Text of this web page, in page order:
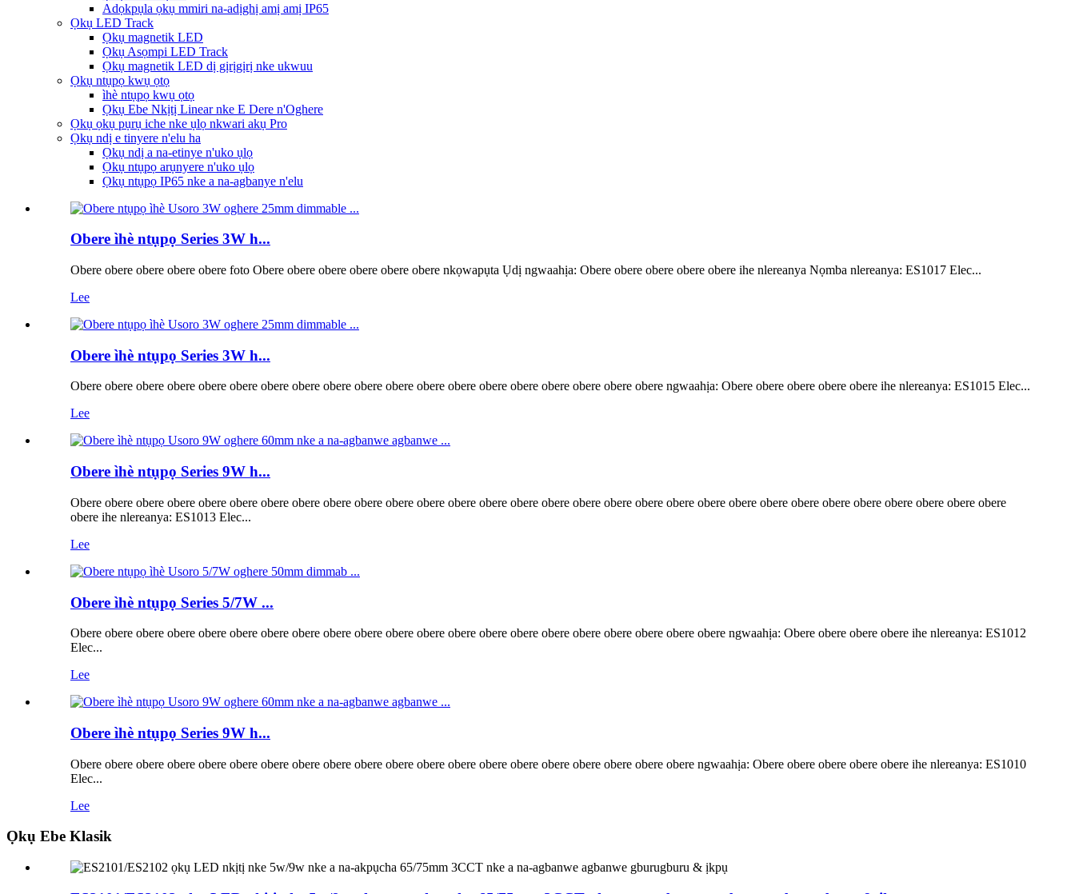
Adọkpụla ọkụ mmiri na-adịghị amị amị IP65
Ọkụ LED Track
Ọkụ magnetik LED
Ọkụ Asọmpi LED Track
Ọkụ magnetik LED dị gịrịgịrị nke ukwuu
Ọkụ ntụpọ kwụ ọtọ
ìhè ntụpọ kwụ ọtọ
Ọkụ Ebe Nkịtị Linear nke E Dere n'Oghere
Ọkụ ọkụ pụrụ iche nke ụlọ nkwari akụ Pro
Ọkụ ndị e tinyere n'elu ha
Ọkụ ndị a na-etinye n'uko ụlọ
Ọkụ ntụpọ arụnyere n'uko ụlọ
Ọkụ ntụpọ IP65 nke a na-agbanye n'elu
Obere ìhè ntụpọ Series 3W h...
Obere obere obere obere obere foto Obere obere obere obere obere obere nkọwapụta Ụdị ngwaahịa: Obere obere obere obere obere ihe nlereanya Nọmba nlereanya: ES1017 Elec...
Lee
Obere ìhè ntụpọ Series 3W h...
Obere obere obere obere obere obere obere obere obere obere obere obere obere obere obere obere obere obere obere ngwaahịa: Obere obere obere obere obere ihe nlereanya: ES1015 Elec...
Lee
Obere ìhè ntụpọ Series 9W h...
Obere obere obere obere obere obere obere obere obere obere obere obere obere obere obere obere obere obere obere obere obere obere obere obere obere obere obere obere obere obere
obere ihe nlereanya: ES1013 Elec...
Lee
Obere ìhè ntụpọ Series 5/7W ...
Obere obere obere obere obere obere obere obere obere obere obere obere obere obere obere obere obere obere obere obere obere ngwaahịa: Obere obere obere obere ihe nlereanya: ES1012
Elec...
Lee
Obere ìhè ntụpọ Series 9W h...
Obere obere obere obere obere obere obere obere obere obere obere obere obere obere obere obere obere obere obere obere ngwaahịa: Obere obere obere obere obere ihe nlereanya: ES1010
Elec...
Lee
Ọkụ Ebe Klasik